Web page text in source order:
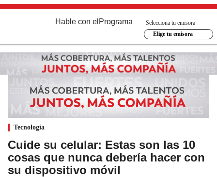
Hable con el Programa
Selecciona tu emisora
Elige tu emisora
Tecnología
Cuide su celular: Estas son las 10
cosas que nunca debería hacer con
su dispositivo móvil